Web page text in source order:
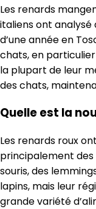
Les renards
italiens ont
d’une année en
chats, en
la plupart de leur
des chats,
Quelle est la
Les renards roux
principalement
souris, des
lapins, mais leur
grande variété